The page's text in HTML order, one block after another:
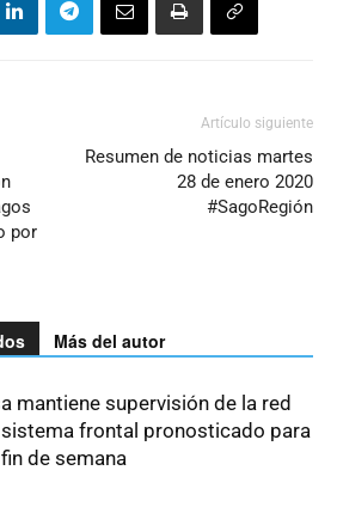
por
Artículo siguiente
Resumen de noticias martes
28 de enero 2020
#SagoRegión
Más del autor
mantiene supervisión de la red
frontal pronosticado para
de semana